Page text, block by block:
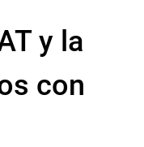
y la
con